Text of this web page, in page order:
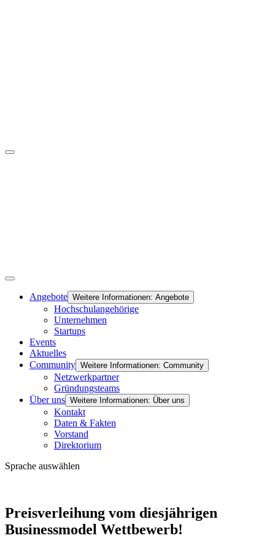
Angebote Weitere Informationen: Angebote
Hochschulangehörige
Unternehmen
Startups
Events
Aktuelles
Community Weitere Informationen: Community
Netzwerkpartner
Gründungsteams
Über uns Weitere Informationen: Über uns
Kontakt
Daten & Fakten
Vorstand
Direktorium
Sprache auswählen
Preisverleihung vom diesjährigen
Businessmodel Wettbewerb!